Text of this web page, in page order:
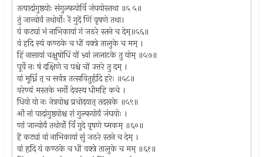
तत्पादांगुष्ठयोः संगुल्फयोर्वि जंघयोस्तथा ॥५ ५॥
तुं जान्वोर्वं तथोर्वोः रें गुदें णिं वृषणे तथा।
यं कट्यां भं नाभिकायां गं जठरे स्तने च देम्॥५६॥
वं हदि स्यं कण्ठके च धीं वक्त्रे तालुके च मम् ।
हिं नासायां चक्षुषोधिं यों भ्र्वां ललाटके तु योम् ॥५७॥
पूर्वे नः षं दक्षिणे च पश्चे चों उत्तरे तु दम् ।
यां मूर्ध्नि त् च सर्वत्र तत्सवितुर्हृदि हरेः ॥५८॥
वरेण्यं मस्तके भर्गो देवस्य धीमहि कचे ।
धियो यो नः नेत्रयोश्च प्रचोदयात् तदस्रके ॥५९॥
ओं नां पादांगुष्ठयोश्च रां गुल्फयोर्यं जंघयोः ।
णां जान्वोर्यं तथोर्वो र्विं गुदे वृषणे घ्मकम् ॥६०॥
हें कट्यां वां नाभिकायां सुं जठरे स्तने च देम् ।
वां हृदि यं कण्ठके च धीं वक्त्रे तालुके च मम् ॥६१॥